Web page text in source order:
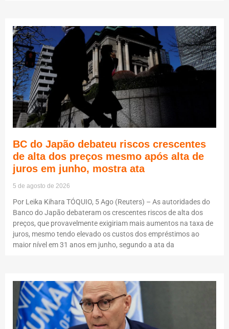
BC do Japão debateu riscos crescentes
de alta dos preços mesmo após alta de
juros em junho, mostra ata
5 de agosto de 2026
Por Leika Kihara TÓQUIO, 5 Ago (Reuters) – As autoridades do
Banco do Japão debateram os crescentes riscos de alta dos
preços, que provavelmente exigiriam mais aumentos na taxa de
juros, mesmo tendo elevado os custos dos empréstimos ao
maior nível em 31 anos em junho, segundo a ata da